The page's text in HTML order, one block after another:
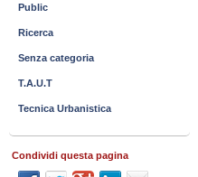
Public
Ricerca
Senza categoria
T.A.U.T
Tecnica Urbanistica
Condividi questa pagina